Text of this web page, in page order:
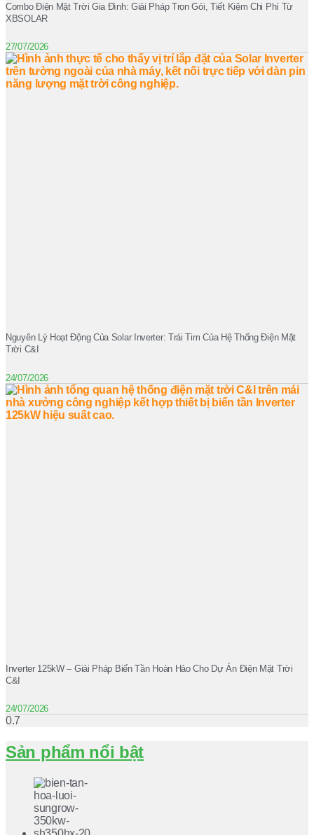
Combo Điện Mặt Trời Gia Đình: Giải Pháp Trọn Gói, Tiết Kiệm Chi Phí Từ
XBSOLAR
27/07/2026
Nguyên Lý Hoạt Động Của Solar Inverter: Trái Tim Của Hệ Thống Điện Mặt
Trời C&I
24/07/2026
Inverter 125kW – Giải Pháp Biến Tần Hoàn Hảo Cho Dự Án Điện Mặt Trời
C&I
24/07/2026
Sản phẩm nổi bật